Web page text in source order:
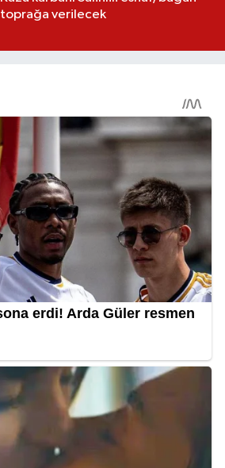
toprağa verilecek